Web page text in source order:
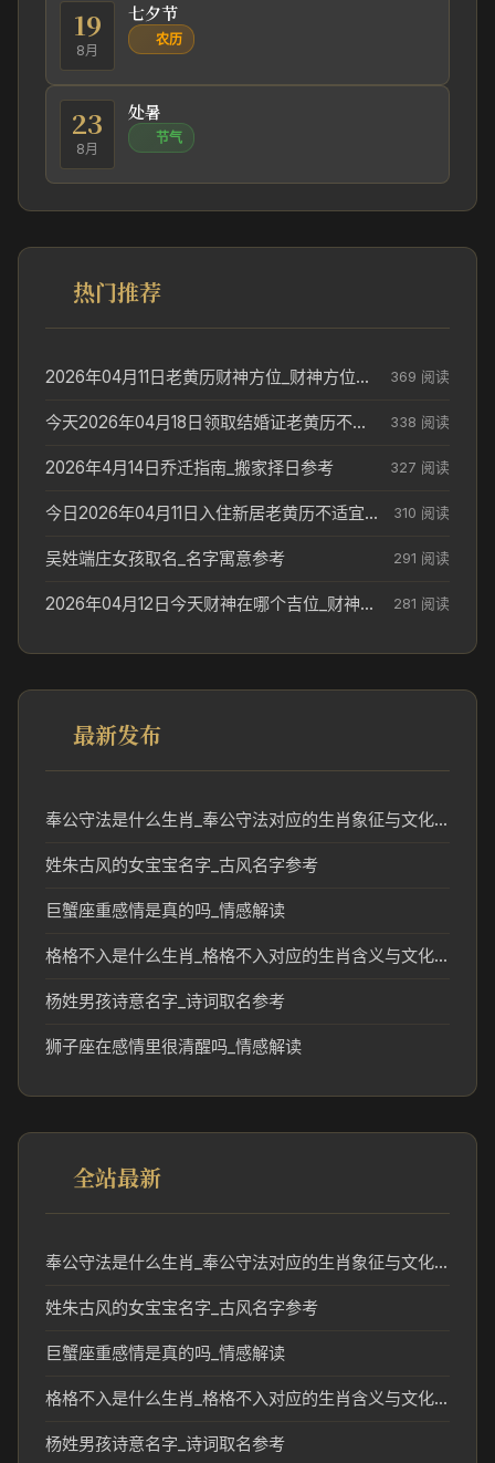
19
8月
七夕节
农历
23
8月
处暑
节气
热门推荐
2026年04月11日老黄历财神方位_财神方位与供奉讲究 369 阅读
今天2026年04月18日领取结婚证老黄历不适合吗_领证日期参考 338 阅读
2026年4月14日乔迁指南_搬家择日参考 327 阅读
今日2026年04月11日入住新居老黄历不适宜吗_搬家择日参考 310 阅读
吴姓端庄女孩取名_名字寓意参考 291 阅读
2026年04月12日今天财神在哪个吉位_财神方位参考 281 阅读
最新发布
奉公守法是什么生肖_奉公守法对应的生肖象征与文化解读
姓朱古风的女宝宝名字_古风名字参考
巨蟹座重感情是真的吗_情感解读
格格不入是什么生肖_格格不入对应的生肖含义与文化解读
杨姓男孩诗意名字_诗词取名参考
狮子座在感情里很清醒吗_情感解读
全站最新
奉公守法是什么生肖_奉公守法对应的生肖象征与文化解读
姓朱古风的女宝宝名字_古风名字参考
巨蟹座重感情是真的吗_情感解读
格格不入是什么生肖_格格不入对应的生肖含义与文化解读
杨姓男孩诗意名字_诗词取名参考